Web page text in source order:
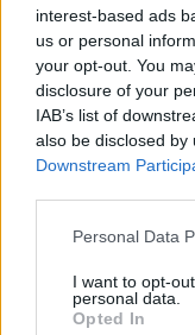
interest-based ads
us or personal
your opt-out. You
disclosure of your
IAB’s list of
also be disclosed
Downstream
Personal Data
I want to opt-
personal data.
Opted In
Σε
Pro XL
By
Η πιο